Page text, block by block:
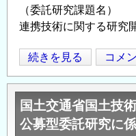
知
ら
せ
の
（委託研究課題名）
連携技術に関する研究
国
土
交
通
省
続きを見る コメ
国土交通省国土技
公募型委託研究に